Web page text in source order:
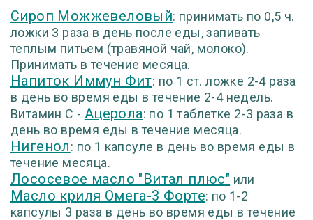
Сироп Можжевеловый: принимать по 0,5 ч.
ложки 3 раза в день после еды, запивать
теплым питьем (травяной чай, молоко).
Принимать в течение месяца.
Напиток Иммун Фит: по 1 ст. ложке 2-4 раза
в день во время еды в течение 2-4 недель.
Витамин С - Ацерола: по 1 таблетке 2-3 раза в
день во время еды в течение месяца.
Нигенол: по 1 капсуле в день во время еды в
течение месяца.
Лососевое масло "Витал плюс" или
Масло криля Омега-3 Форте: по 1-2
капсулы 3 раза в день во время еды в течение